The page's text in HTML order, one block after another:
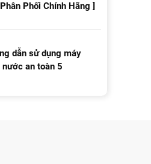
Phối Chính Hãng ]
dẫn sử dụng máy
nước an toàn 5